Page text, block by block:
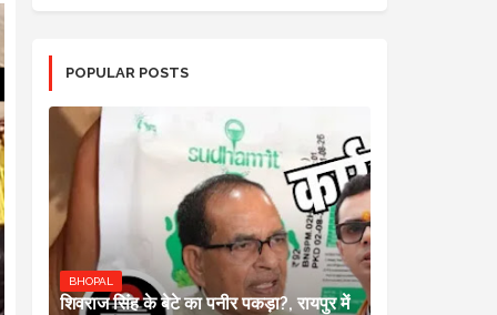
POPULAR POSTS
BHOPAL
शिवराज सिंह के बेटे का पनीर पकड़ा?, रायपुर में